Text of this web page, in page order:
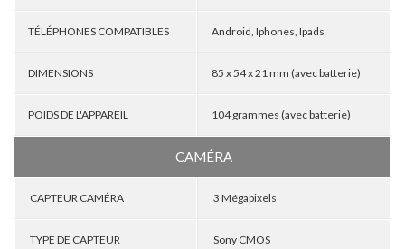
TÉLÉPHONES COMPATIBLES Android, Iphones, Ipads
DIMENSIONS 85 x 54 x 21 mm (avec batterie)
POIDS DE L'APPAREIL 104 grammes (avec batterie)
CAMÉRA
CAPTEUR CAMÉRA 3 Mégapixels
TYPE DE CAPTEUR Sony CMOS